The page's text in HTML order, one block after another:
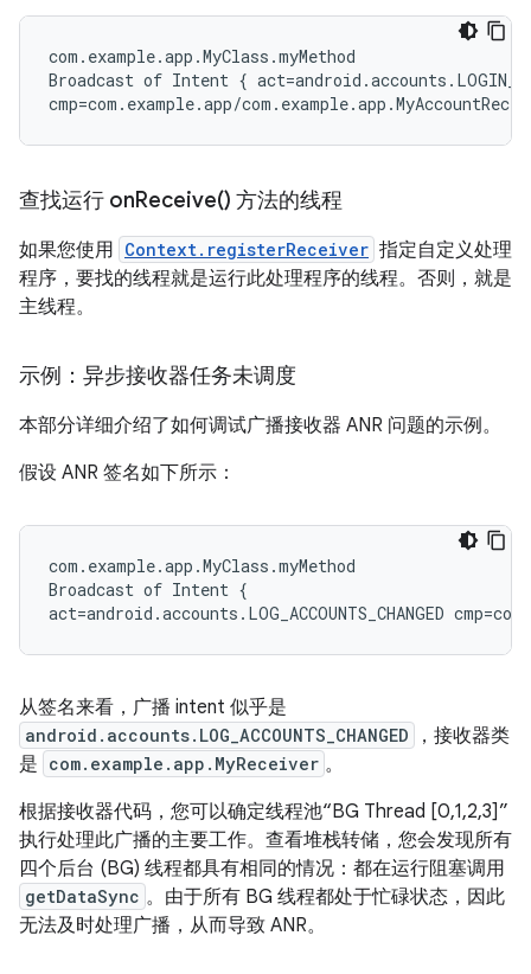
com.example.app.MyClass.myMethod
Broadcast of Intent {
查找运行 onReceive() 方法的线程
如果您使用 Context.registerReceiver 指定自定义处理
程序，要找的线程就是运行此处理程序的线程。否则，就是
主线程。
示例：异步接收器任务未调度
本部分详细介绍了如何调试广播接收器 ANR 问题的示例。
假设 ANR 签名如下所示：
com.example.app.MyClass.myMethod
Broadcast of Intent {
从签名来看，广播 intent 似乎是
android.accounts.LOG_ACCOUNTS_CHANGED
，接收器类
是 com.example.app.MyReceiver 。
根据接收器代码，您可以确定线程池“BG Thread [0,1,2,3]”
执行处理此广播的主要工作。查看堆栈转储，您会发现所有
四个后台 (BG) 线程都具有相同的情况：都在运行阻塞调用
getDataSync 。由于所有 BG 线程都处于忙碌状态，因此
无法及时处理广播，从而导致 ANR。